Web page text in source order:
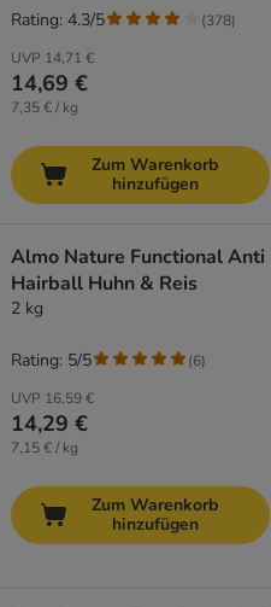
UVP 14,71 €
14,69 €
7,35 € / kg
Rating: 4.3/5 (378)
Zum Warenkorb
hinzufügen
Almo Nature Functional Anti
Hairball Huhn & Reis
2 kg
UVP 16,59 €
14,29 €
7,15 € / kg
Rating: 5/5 (6)
Zum Warenkorb
hinzufügen